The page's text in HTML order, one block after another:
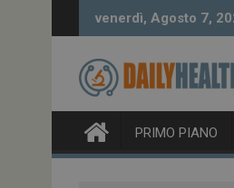
venerdì, Agosto 7,
PRIMO PIANO